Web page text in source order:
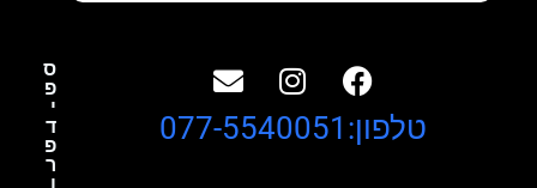
ס
פ
י
ד
פ
ר
טלפון:077-5540051